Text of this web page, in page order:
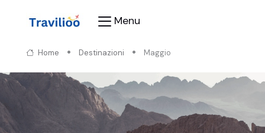
Menu
Home Destinazioni Maggio